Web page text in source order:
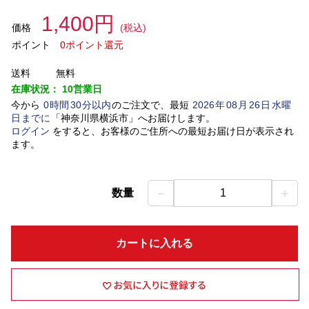
価格 1,400円
(税込)
ポイント
0ポイント還元
送料
無料
在庫状況： 10営業日
今から 0時間 30分以内のご注文で、最短 2026年08 月 26日水曜
日 までに 「神奈川県横浜市」 へお届けします。
ログイン をすると、お客様のご住所への最短お届け日が表示され
ます。
数量 － 1 ＋
カートに入れる